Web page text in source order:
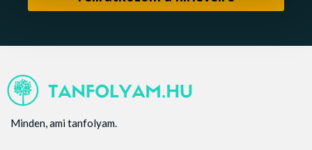
Minden, ami tanfolyam.